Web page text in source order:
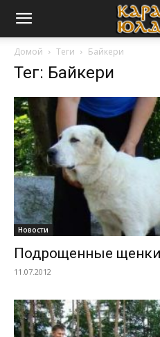
Домой Теги Байкери
Тег: Байкери
Новости
Подрощенные
11.07.2012